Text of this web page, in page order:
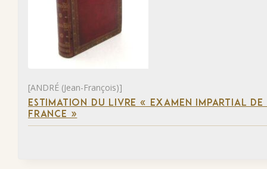
[ANDRÉ (Jean-François)]
ESTIMATION DU LIVRE « EXAMEN IMPARTIAL
FRANCE »